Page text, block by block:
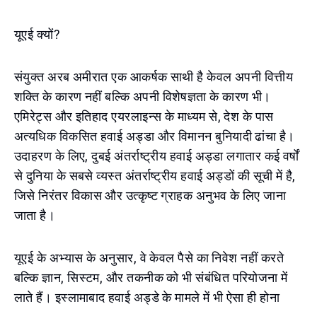
यूएई क्यों?
संयुक्त अरब अमीरात एक आकर्षक साथी है केवल अपनी वित्तीय
शक्ति के कारण नहीं बल्कि अपनी विशेषज्ञता के कारण भी।
एमिरेट्स और इतिहाद एयरलाइन्स के माध्यम से, देश के पास
अत्यधिक विकसित हवाई अड्डा और विमानन बुनियादी ढांचा है।
उदाहरण के लिए, दुबई अंतर्राष्ट्रीय हवाई अड्डा लगातार कई वर्षों
से दुनिया के सबसे व्यस्त अंतर्राष्ट्रीय हवाई अड्डों की सूची में है,
जिसे निरंतर विकास और उत्कृष्ट ग्राहक अनुभव के लिए जाना
जाता है।
यूएई के अभ्यास के अनुसार, वे केवल पैसे का निवेश नहीं करते
बल्कि ज्ञान, सिस्टम, और तकनीक को भी संबंधित परियोजना में
लाते हैं। इस्लामाबाद हवाई अड्डे के मामले में भी ऐसा ही होना